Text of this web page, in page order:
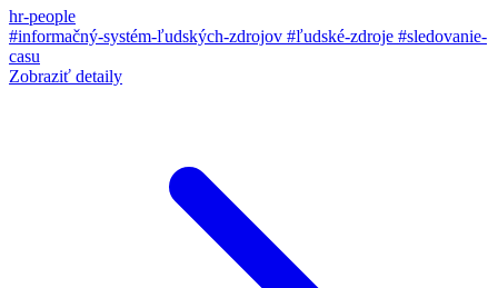
hr-people
#informačný-systém-ľudských-zdrojov #ľudské-zdroje #sledovanie-
casu
Zobraziť detaily